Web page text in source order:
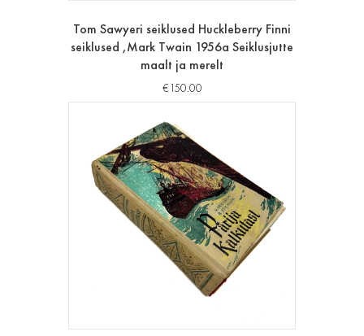
Tom Sawyeri seiklused Huckleberry Finni
seiklused ,Mark Twain 1956a Seiklusjutte
maalt ja merelt
€150.00